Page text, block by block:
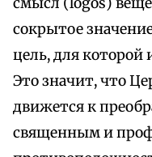
сокрытое
цель, для которой
Это значит, что
движется к
священным и